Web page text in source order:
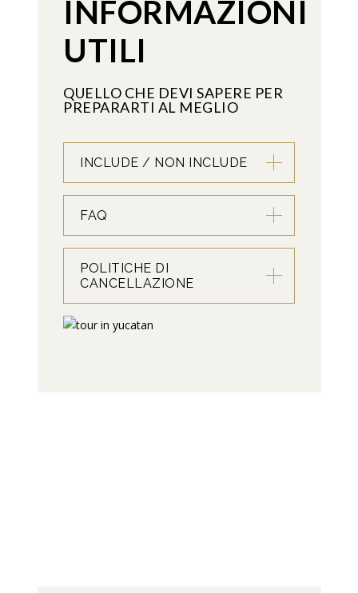
INFORMAZIONI
UTILI
QUELLO CHE DEVI SAPERE PER
PREPARARTI AL MEGLIO
INCLUDE / NON INCLUDE
FAQ
POLITICHE DI
CANCELLAZIONE